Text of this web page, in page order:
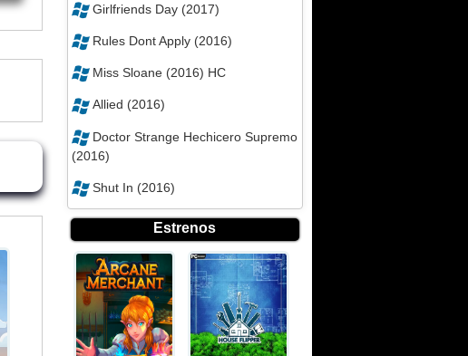
Girlfriends Day (2017)
Rules Dont Apply (2016)
Miss Sloane (2016) HC
Allied (2016)
Doctor Strange Hechicero Supremo
(2016)
Shut In (2016)
Estrenos